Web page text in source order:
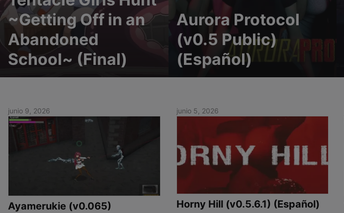
~Getting Off in an
Abandoned
School~ (Final)
Aurora Protocol
(v0.5 Public)
(Español)
junio 9, 2026
Ayamerukie (v0.065)
junio 5, 2026
Horny Hill (v0.5.6.1) (Español)